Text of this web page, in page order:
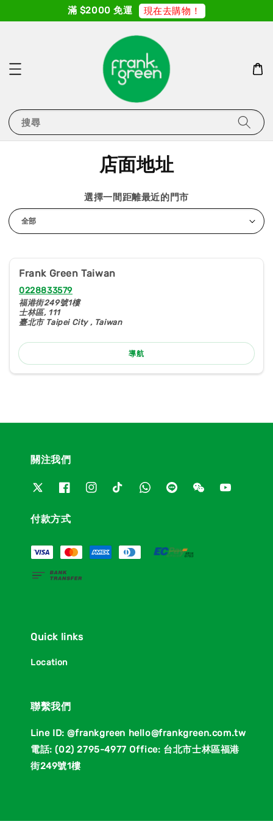
滿 $2000 免運 現在去購物！
搜尋
店面地址
選擇一間距離最近的門市
Frank Green Taiwan
0228833579
福港街249號1樓
士林區, 111
臺北市 Taipei City , Taiwan
導航
關注我們
付款方式
Quick links
Location
聯繫我們
Line ID: @frankgreen hello@frankgreen.com.tw
電話: (02) 2795-4977 Office: 台北市士林區福港
街249號1樓